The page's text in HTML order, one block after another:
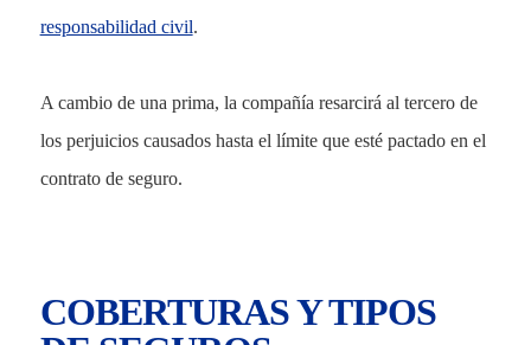
responsabilidad civil.
A cambio de una prima, la compañía resarcirá al tercero de
los perjuicios causados hasta el límite que esté pactado en el
contrato de seguro.
COBERTURAS Y TIPOS